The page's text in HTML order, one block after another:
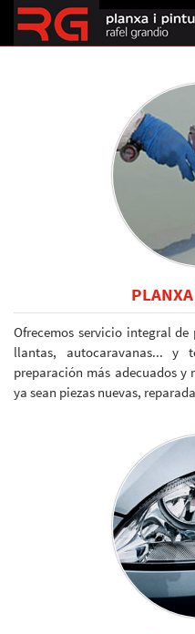
Ofrecemos servicio integral
llantas, autocaravanas... y
preparación más adecuados y
ya sean piezas nuevas,